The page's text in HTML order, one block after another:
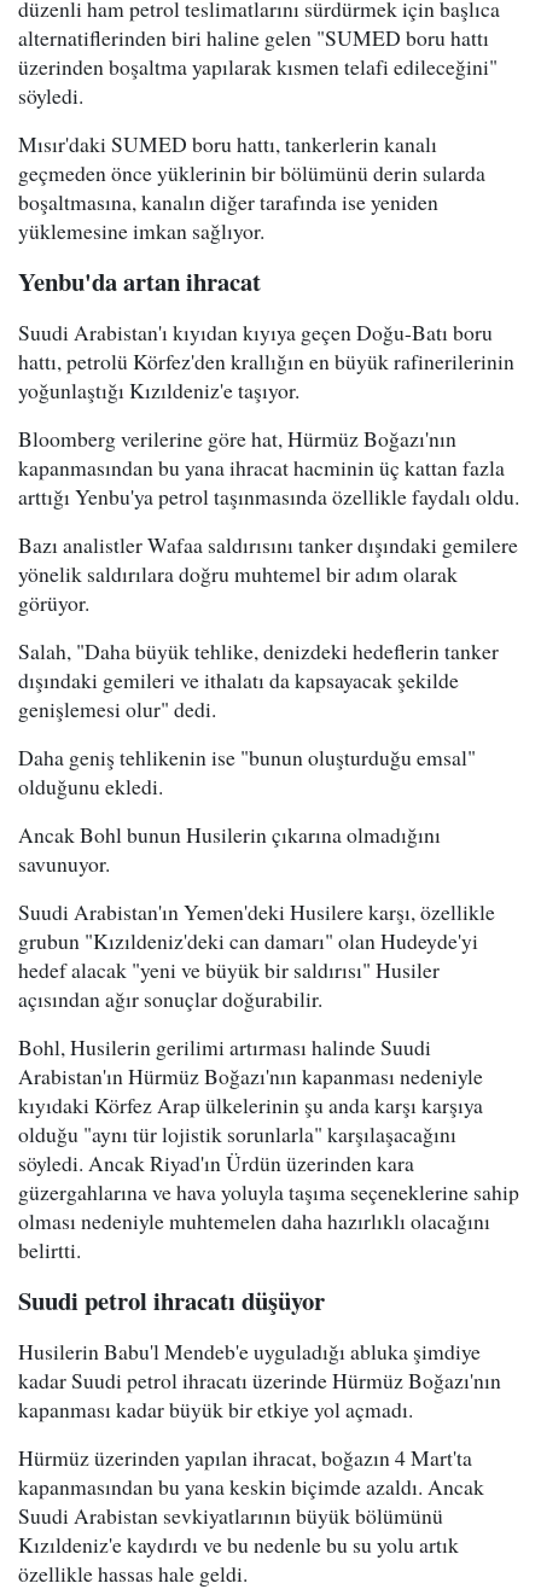
düzenli ham petrol teslimatlarını sürdürmek için başlıca
alternatiflerinden biri haline gelen "SUMED boru hattı
üzerinden boşaltma yapılarak kısmen telafi edileceğini"
söyledi.
Mısır'daki SUMED boru hattı, tankerlerin kanalı
geçmeden önce yüklerinin bir bölümünü derin sularda
boşaltmasına, kanalın diğer tarafında ise yeniden
yüklemesine imkan sağlıyor.
Yenbu'da artan ihracat
Suudi Arabistan'ı kıyıdan kıyıya geçen Doğu-Batı boru
hattı, petrolü Körfez'den krallığın en büyük rafinerilerinin
yoğunlaştığı Kızıldeniz'e taşıyor.
Bloomberg verilerine göre hat, Hürmüz Boğazı'nın
kapanmasından bu yana ihracat hacminin üç kattan fazla
arttığı Yenbu'ya petrol taşınmasında özellikle faydalı oldu.
Bazı analistler Wafaa saldırısını tanker dışındaki gemilere
yönelik saldırılara doğru muhtemel bir adım olarak
görüyor.
Salah, "Daha büyük tehlike, denizdeki hedeflerin tanker
dışındaki gemileri ve ithalatı da kapsayacak şekilde
genişlemesi olur" dedi.
Daha geniş tehlikenin ise "bunun oluşturduğu emsal"
olduğunu ekledi.
Ancak Bohl bunun Husilerin çıkarına olmadığını
savunuyor.
Suudi Arabistan'ın Yemen'deki Husilere karşı, özellikle
grubun "Kızıldeniz'deki can damarı" olan Hudeyde'yi
hedef alacak "yeni ve büyük bir saldırısı" Husiler
açısından ağır sonuçlar doğurabilir.
Bohl, Husilerin gerilimi artırması halinde Suudi
Arabistan'ın Hürmüz Boğazı'nın kapanması nedeniyle
kıyıdaki Körfez Arap ülkelerinin şu anda karşı karşıya
olduğu "aynı tür lojistik sorunlarla" karşılaşacağını
söyledi. Ancak Riyad'ın Ürdün üzerinden kara
güzergahlarına ve hava yoluyla taşıma seçeneklerine sahip
olması nedeniyle muhtemelen daha hazırlıklı olacağını
belirtti.
Suudi petrol ihracatı düşüyor
Husilerin Babu'l Mendeb'e uyguladığı abluka şimdiye
kadar Suudi petrol ihracatı üzerinde Hürmüz Boğazı'nın
kapanması kadar büyük bir etkiye yol açmadı.
Hürmüz üzerinden yapılan ihracat, boğazın 4 Mart'ta
kapanmasından bu yana keskin biçimde azaldı. Ancak
Suudi Arabistan sevkiyatlarının büyük bölümünü
Kızıldeniz'e kaydırdı ve bu nedenle bu su yolu artık
özellikle hassas hale geldi.